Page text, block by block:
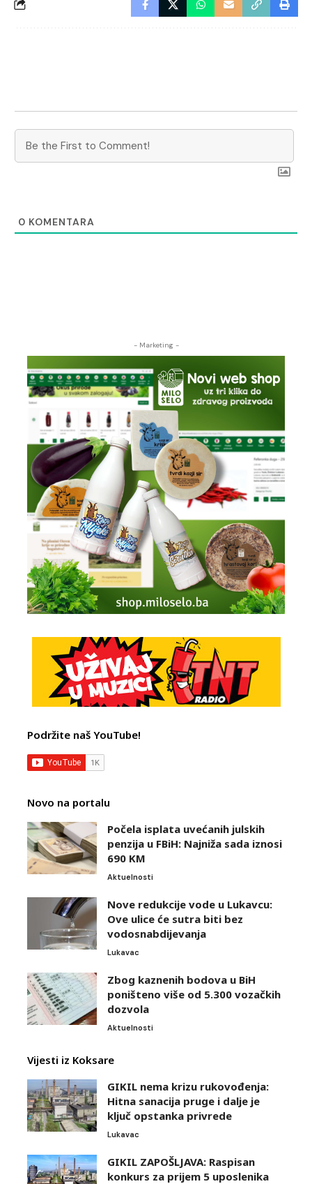
0 KOMENTARA
- Marketing -
Podržite naš YouTube!
Novo na portalu
Počela isplata uvećanih julskih
penzija u FBiH: Najniža sada iznosi
690 KM
Aktuelnosti
Nove redukcije vode u Lukavcu:
Ove ulice će sutra biti bez
vodosnabdijevanja
Lukavac
Zbog kaznenih bodova u BiH
poništeno više od 5.300 vozačkih
dozvola
Aktuelnosti
Vijesti iz Koksare
GIKIL nema krizu rukovođenja:
Hitna sanacija pruge i dalje je
ključ opstanka privrede
Lukavac
GIKIL ZAPOŠLJAVA: Raspisan
konkurs za prijem 5 uposlenika